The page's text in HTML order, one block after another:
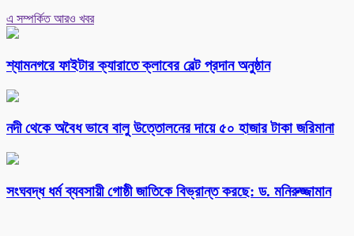
এ সম্পর্কিত আরও খবর
শ্যামনগরে ফাইটার ক্যারাতে ক্লাবের বেল্ট প্রদান অনুষ্ঠান
নদী থেকে অবৈধ ভাবে বালু উত্তোলনের দায়ে ৫০ হাজার টাকা জরিমানা
সংঘবদ্ধ ধর্ম ব্যবসায়ী গোষ্ঠী জাতিকে বিভ্রান্ত করছে: ড. মনিরুজ্জামান